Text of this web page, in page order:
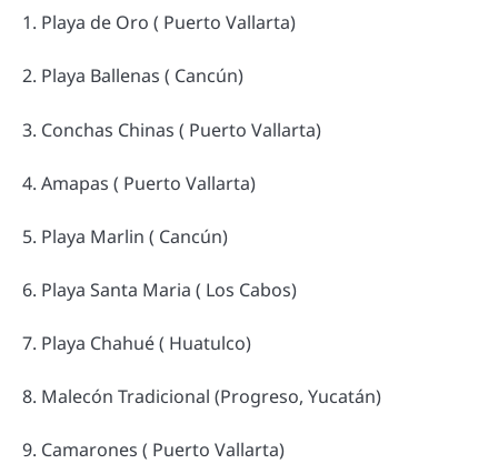
1. Playa de Oro ( Puerto Vallarta)
2. Playa Ballenas ( Cancún)
3. Conchas Chinas ( Puerto Vallarta)
4. Amapas ( Puerto Vallarta)
5. Playa Marlin ( Cancún)
6. Playa Santa Maria ( Los Cabos)
7. Playa Chahué ( Huatulco)
8. Malecón Tradicional (Progreso, Yucatán)
9. Camarones ( Puerto Vallarta)